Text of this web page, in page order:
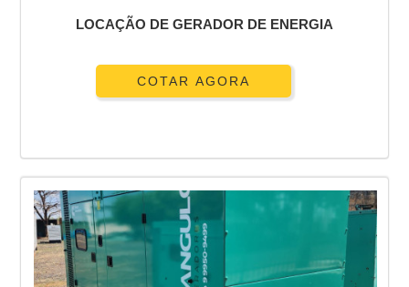
GERADOR DE ENERGIA PEQUENO PREÇO
ALUGUEL DE GERADOR DE ENERGIA PARA FESTAS PREÇO GUARULHOS
ALUGUEL DE GERADOR DE ENERGIA DE PEQUENO PORTE SP
LOCAÇÃO DE GERADOR DE ENERGIA
COTAR AGORA